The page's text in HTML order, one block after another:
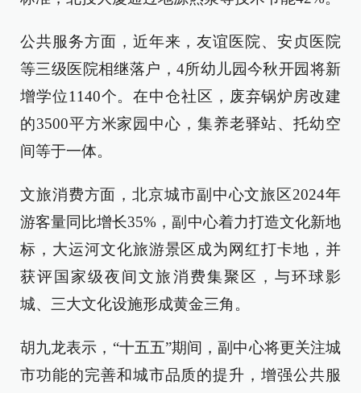
公共服务方面，近年来，友谊医院、安贞医院
等三级医院相继落户，4所幼儿园今秋开园将新
增学位1140个。在中仓社区，废弃锅炉房改建
的3500平方米家园中心，集养老驿站、托幼空
间等于一体。
文旅消费方面，北京城市副中心文旅区2024年
游客量同比增长35%，副中心着力打造文化新地
标，大运河文化旅游景区成为网红打卡地，并
获评国家级夜间文旅消费集聚区，与环球影
城、三大文化设施形成黄金三角。
胡九龙表示，“十五五”期间，副中心将更关注城
市功能的完善和城市品质的提升，增强公共服